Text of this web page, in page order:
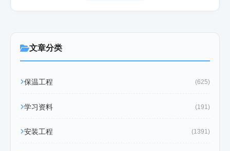
文章分类
保温工程 (625)
学习资料 (191)
安装工程 (1391)